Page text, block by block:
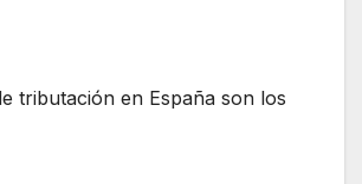
tributación en España son los